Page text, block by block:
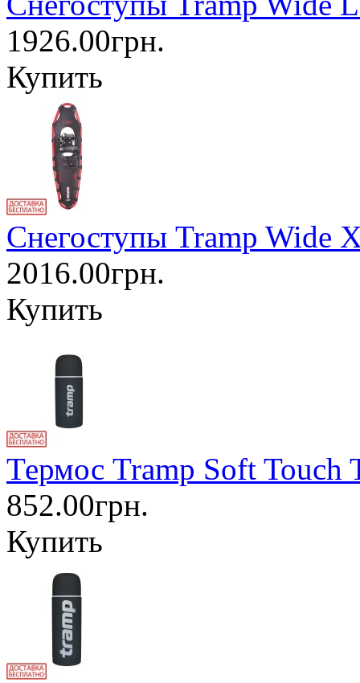
1926.00грн.
Купить
Cнегоступы Tramp Wide
2016.00грн.
Купить
Термос Tramp Soft Touch
852.00грн.
Купить